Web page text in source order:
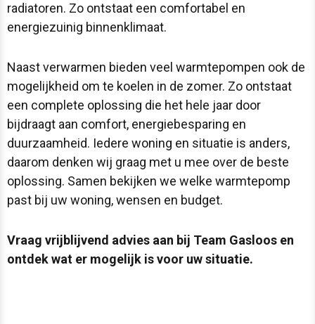
radiatoren. Zo ontstaat een comfortabel en
energiezuinig binnenklimaat.
Naast verwarmen bieden veel warmtepompen ook de
mogelijkheid om te koelen in de zomer. Zo ontstaat
een complete oplossing die het hele jaar door
bijdraagt aan comfort, energiebesparing en
duurzaamheid. Iedere woning en situatie is anders,
daarom denken wij graag met u mee over de beste
oplossing. Samen bekijken we welke warmtepomp
past bij uw woning, wensen en budget.
Vraag vrijblijvend advies aan bij Team Gasloos en
ontdek wat er mogelijk is voor uw situatie.